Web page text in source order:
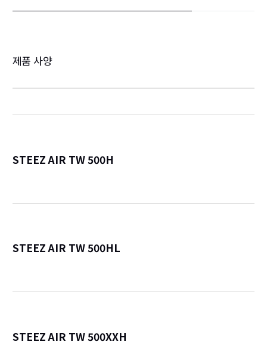
제품 사양
STEEZ AIR TW 500H
STEEZ AIR TW 500HL
STEEZ AIR TW 500XXH